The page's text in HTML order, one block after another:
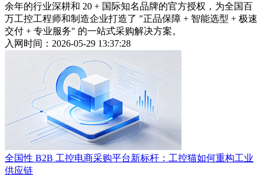
余年的行业深耕和 20 + 国际知名品牌的官方授权，为全国百
万工控工程师和制造企业打造了 "正品保障 + 智能选型 + 极速
交付 + 专业服务" 的一站式采购解决方案。
入网时间：2026-05-29 13:37:28
全国性 B2B 工控电商采购平台新标杆：工控猫如何重构工业
供应链